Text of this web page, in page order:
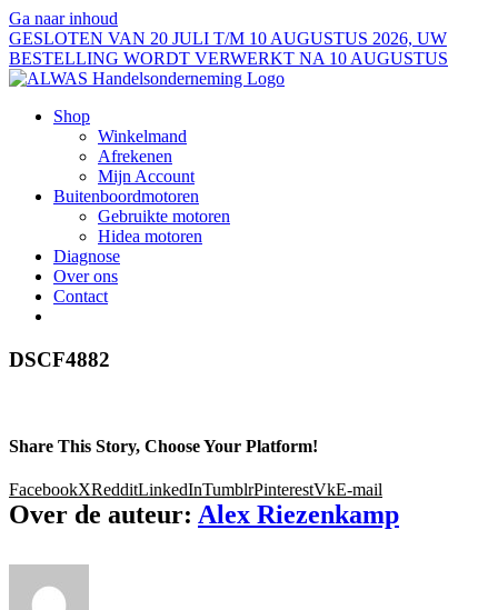
Ga naar inhoud
GESLOTEN VAN 20 JULI T/M 10 AUGUSTUS 2026, UW
BESTELLING WORDT VERWERKT NA 10 AUGUSTUS
Shop
Winkelmand
Afrekenen
Mijn Account
Buitenboordmotoren
Gebruikte motoren
Hidea motoren
Diagnose
Over ons
Contact
DSCF4882
Share This Story, Choose Your Platform!
FacebookXRedditLinkedInTumblrPinterestVkE-mail
Over de auteur: Alex Riezenkamp